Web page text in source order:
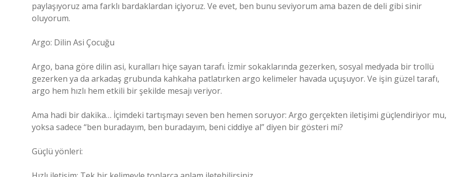
paylaşıyoruz ama farklı bardaklardan içiyoruz. Ve evet, ben bunu seviyorum ama bazen de deli gibi sinir
oluyorum.
Argo: Dilin Asi Çocuğu
Argo, bana göre dilin asi, kuralları hiçe sayan tarafı. İzmir sokaklarında gezerken, sosyal medyada bir trollü
gezerken ya da arkadaş grubunda kahkaha patlatırken argo kelimeler havada uçuşuyor. Ve işin güzel tarafı,
argo hem hızlı hem etkili bir şekilde mesajı veriyor.
Ama hadi bir dakika… İçimdeki tartışmayı seven ben hemen soruyor: Argo gerçekten iletişimi güçlendiriyor mu,
yoksa sadece “ben buradayım, ben buradayım, beni ciddiye al” diyen bir gösteri mi?
Güçlü yönleri: